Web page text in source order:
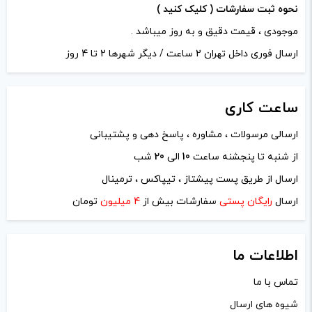
نام*
ایمیل*
ذخیره نام، ایمیل و وبسایت من در مرورگر برای زمانی که دوباره
دیدگاهی می‌نویسم.
نحوه ثبت سفارشات ( کلیک کنید )
موجودی ، قیمت دقیق و به روز میباشد .
ارسال فوری داخل تهران 2 ساعت / دیگر شهرها 2 تا 4 روز
ساعت کاری
ارسالی مرسولات ، مشاوره ، پاسخ دهی و پشتیبانی
از شنبه تا پنجشنه ساعت 10 الی 20 شب
ارسال از طریق پست پیشتاز ، تیپاکس ، ترمینال
ارسال رایگان پستی سفارشات بیش از 4 میلیون تومان
اطلاعات ما
تماس با ما
شیوه های ارسال